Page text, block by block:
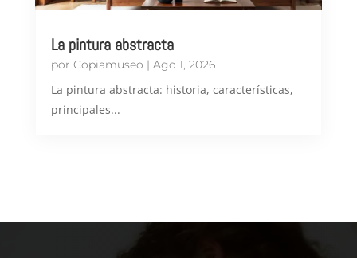
La pintura abstracta
por Copiamuseo | Ago 1, 2026
​La pintura abstracta: historia, características,
principales...